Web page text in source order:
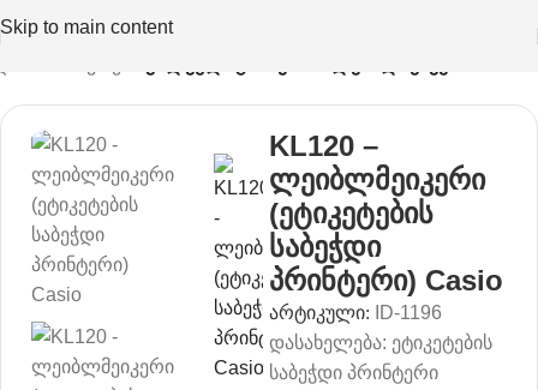
Skip to main content
KL120 –
ლეიბლმეიკერი
(ეტიკეტების
საბეჭდი
პრინტერი) Casio
არტიკული:
ID-1196
დასახელება: ეტიკეტების
საბეჭდი პრინტერი